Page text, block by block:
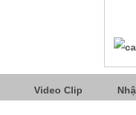
Video Clip